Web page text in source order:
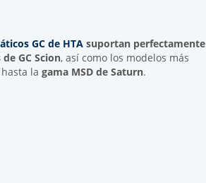
GC de HTA suportan perfectamente
GC Scion, así como los modelos más
la gama MSD de Saturn.